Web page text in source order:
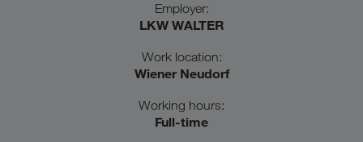
Employer:
LKW WALTER
Work location:
Wiener Neudorf
Working hours:
Full-time